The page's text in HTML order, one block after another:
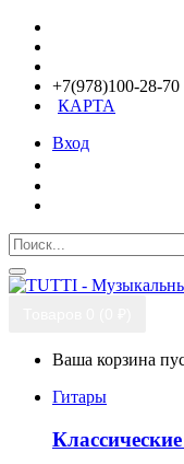
+7(978)100-28-70
КАРТА
Вход
Ваша корзина
Гитары